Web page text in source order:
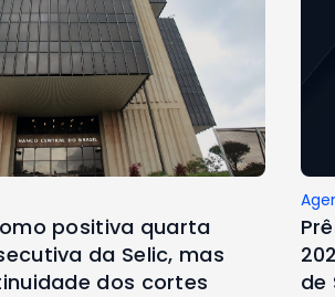
positiva quarta
da Selic, mas
dos cortes
de